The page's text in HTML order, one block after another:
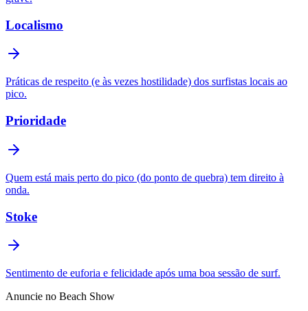
Localismo
Práticas de respeito (e às vezes hostilidade) dos surfistas locais ao
pico.
Prioridade
Quem está mais perto do pico (do ponto de quebra) tem direito à
onda.
Stoke
Sentimento de euforia e felicidade após uma boa sessão de surf.
Anuncie no Beach Show